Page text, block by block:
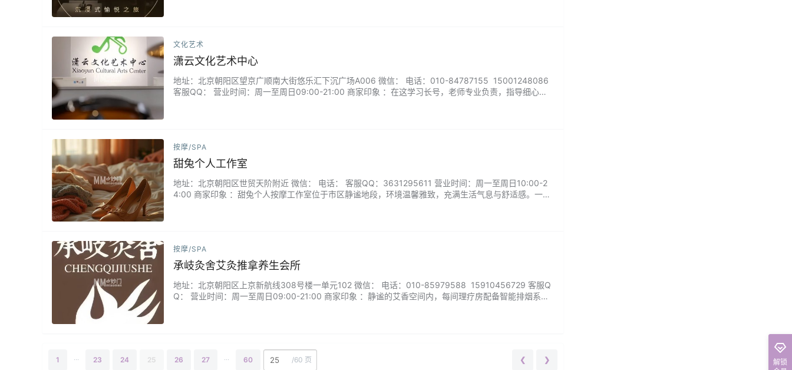
文化艺术
潇云文化艺术中心
地址：北京朝阳区望京广顺南大街悠乐汇下沉广场A006 微信： 电话：010-84787155 15001248086
客服QQ： 营业时间：周一至周日09:00-21:00 商家印象 ：在这学习长号，老师专业负责，指导细心专
按摩/SPA
甜兔个人工作室
地址：北京朝阳区世贸天阶附近 微信： 电话： 客服QQ：3631295611 营业时间：周一至周日10:00-2
4:00 商家印象 ：甜兔个人按摩工作室位于市区静谧地段，环境温馨雅致，充满生活气息与舒适感。一对
按摩/SPA
承岐灸舍艾灸推拿养生会所
地址：北京朝阳区上京新航线308号楼一单元102 微信： 电话：010-85979588 15910456729 客服Q
Q： 营业时间：周一至周日09:00-21:00 商家印象 ：静谧的艾香空间内，每间理疗房配备智能排烟系
1 23 24 25 26 27 60 /60 页 ❮ ❯
解锁